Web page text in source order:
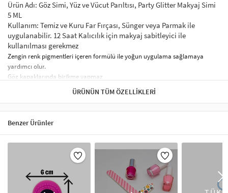
Ürün Adı: Göz Simi, Yüz ve Vücut Parıltısı, Party Glitter Makyaj Simi
5 ML
Kullanım: Temiz ve Kuru Far Fırçası, Sünger veya Parmak ile
uygulanabilir. 12 Saat Kalıcılık için makyaj sabitleyici ile
kullanılması gerekmez
Zengin renk pigmentleri içeren formülü ile yoğun uygulama sağlamaya
yardımcı olur.
Göz kapaklarında birikme yapmaz
Gün boyu kalıcı olmayı destekler.
Yüz ve Vücut Parlatıcı Jel Yüz, Göz, Saç için yapıştırıcı sprey
gerektirmez. Parlatıcı-Parıltılı Gölgeli makyaj simi, Saç için parlak
jöle, Cadılar Bayramı, Noel Festivali, Festivaller, doğum günleri,
kına gecesi makyajı için simli makyaj tozları
Sağlıklı ve Güvenlidir. Yüz parıltılı toz, özel payetler ve parıltılı ve
doğal görünümü ile hafiftir ve tahriş edici değildir, altına sürülecek
baz veya astar ile daha uzun kalıcılık sağlayabilirsiniz.Doğrudan
cilde uygulanıp yapıştırılabilir.
Holografik payetler jel %100 güvenlidir ve tahriş etmez, makyajı
ÜRÜNÜN TÜM ÖZELLIKLERI
Benzer Ürünler